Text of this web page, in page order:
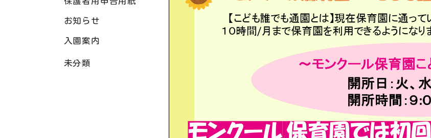
お知らせ
入園案内
未分類